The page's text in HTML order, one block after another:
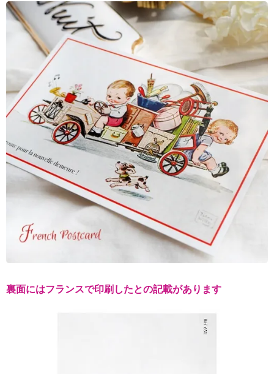
裏面にはフランスで印刷したとの記載があります